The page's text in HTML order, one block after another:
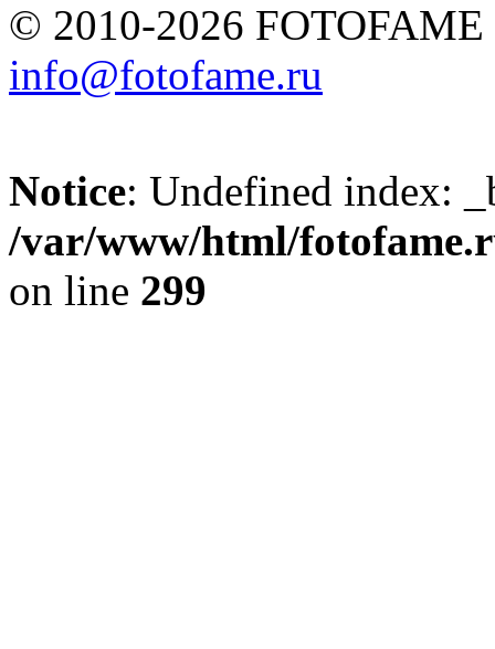
© 2010-2026 FOTOFAME
info@fotofame.ru
Notice: Undefined index:
/var/www/html/
on line 299